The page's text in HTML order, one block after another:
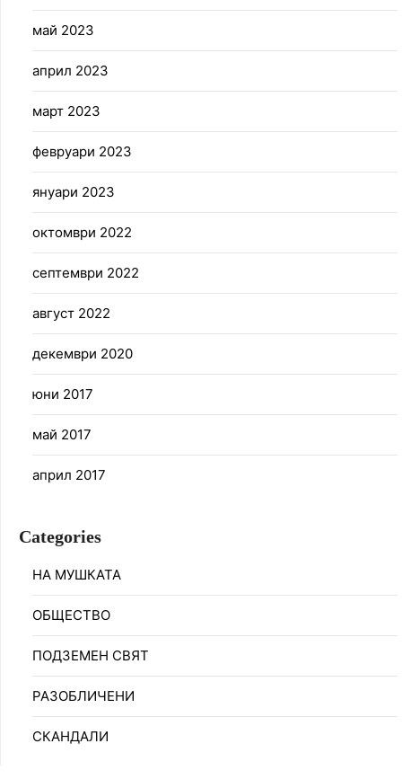
май 2023
април 2023
март 2023
февруари 2023
януари 2023
октомври 2022
септември 2022
август 2022
декември 2020
юни 2017
май 2017
април 2017
Categories
НА МУШКАТА
ОБЩЕСТВО
ПОДЗЕМЕН СВЯТ
РАЗОБЛИЧЕНИ
СКАНДАЛИ